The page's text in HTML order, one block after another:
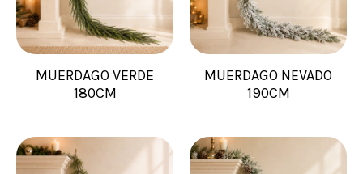
MUERDAGO VERDE
180CM
MUERDAGO NEVADO
190CM